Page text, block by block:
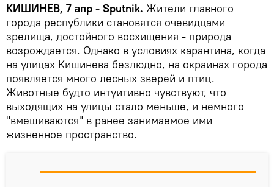
КИШИНЕВ, 7 апр - Sputnik. Жители главного
города республики становятся очевидцами
зрелища, достойного восхищения - природа
возрождается. Однако в условиях карантина, когда
на улицах Кишинева безлюдно, на окраинах города
появляется много лесных зверей и птиц.
Животные будто интуитивно чувствуют, что
выходящих на улицы стало меньше, и немного
"вмешиваются" в ранее занимаемое ими
жизненное пространство.